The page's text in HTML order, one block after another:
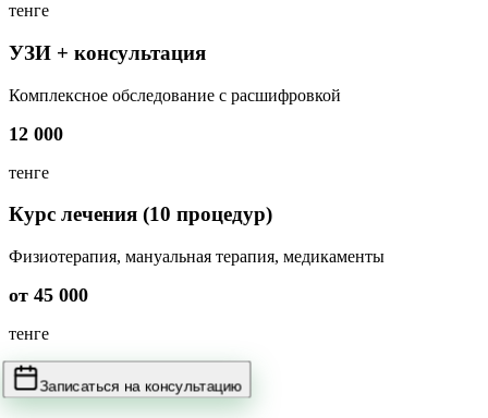
тенге
УЗИ + консультация
Комплексное обследование с расшифровкой
12 000
тенге
Курс лечения (10 процедур)
Физиотерапия, мануальная терапия, медикаменты
от 45 000
тенге
Записаться на консультацию